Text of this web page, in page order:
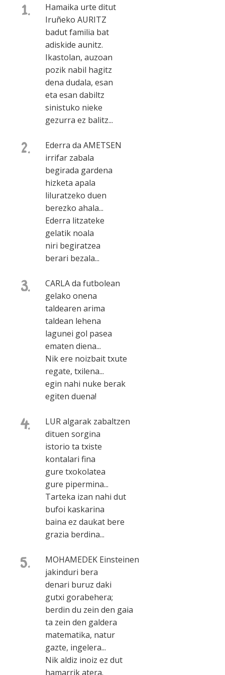
1.
Hamaika urte ditut
Iruñeko AURITZ
badut familia bat
adiskide aunitz.
Ikastolan, auzoan
pozik nabil hagitz
dena dudala, esan
eta esan dabiltz
sinistuko nieke
gezurra ez balitz...
2.
Ederra da AMETSEN
irrifar zabala
begirada gardena
hizketa apala
liluratzeko duen
berezko ahala...
Ederra litzateke
gelatik noala
niri begiratzea
berari bezala...
3.
CARLA da futbolean
gelako onena
taldearen arima
taldean lehena
lagunei gol pasea
ematen diena...
Nik ere noizbait txute
regate, txilena...
egin nahi nuke berak
egiten duena!
4.
LUR algarak zabaltzen
dituen sorgina
istorio ta txiste
kontalari fina
gure txokolatea
gure pipermina...
Tarteka izan nahi dut
bufoi kaskarina
baina ez daukat bere
grazia berdina...
5.
MOHAMEDEK Einsteinen
jakinduri bera
denari buruz daki
gutxi gorabehera;
berdin du zein den gaia
ta zein den galdera
matematika, natur
gazte, ingelera...
Nik aldiz inoiz ez dut
hamarrik atera.